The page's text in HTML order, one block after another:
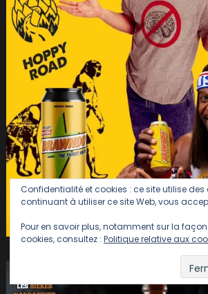
Confidentialité et cookies : ce site utilise des
continuant à utiliser ce site Web, vous
Pour en savoir plus, notamment sur la
cookies, consultez : Politique relative aux